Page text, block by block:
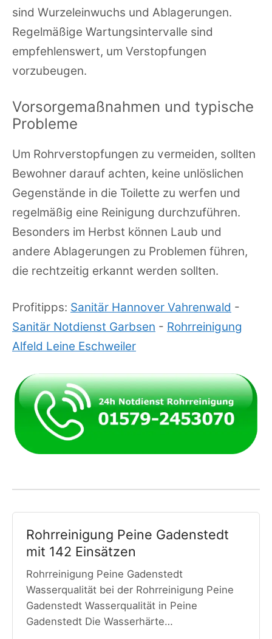
sind Wurzeleinwuchs und Ablagerungen.
Regelmäßige Wartungsintervalle sind
empfehlenswert, um Verstopfungen
vorzubeugen.
Vorsorgemaßnahmen und typische
Probleme
Um Rohrverstopfungen zu vermeiden, sollten
Bewohner darauf achten, keine unlöslichen
Gegenstände in die Toilette zu werfen und
regelmäßig eine Reinigung durchzuführen.
Besonders im Herbst können Laub und
andere Ablagerungen zu Problemen führen,
die rechtzeitig erkannt werden sollten.
Profitipps: Sanitär Hannover Vahrenwald -
Sanitär Notdienst Garbsen - Rohrreinigung
Alfeld Leine Eschweiler
Rohrreinigung Peine Gadenstedt
mit 142 Einsätzen
Rohrreinigung Peine Gadenstedt
Wasserqualität bei der Rohrreinigung Peine
Gadenstedt Wasserqualität in Peine
Gadenstedt Die Wasserhärte…